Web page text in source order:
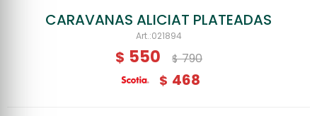
CARAVANAS ALICIAT PLATEADAS
021894
$ 550 $ 790
$ 468